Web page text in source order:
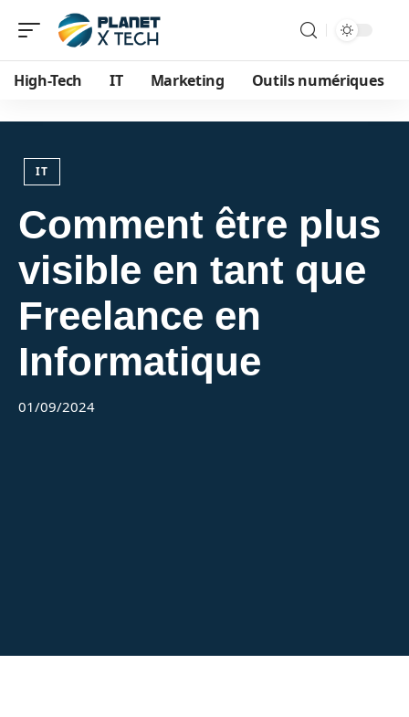
High-Tech IT Marketing Outils numériques
IT
Comment être plus
visible en tant que
Freelance en
Informatique
01/09/2024